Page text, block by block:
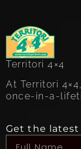
Territori 4×4
At Territori
once-in-a-
Get the